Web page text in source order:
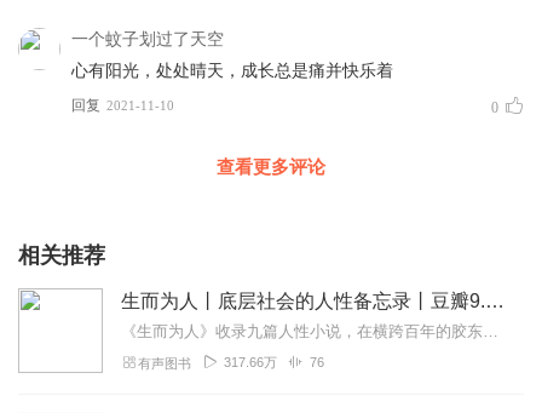
一个蚊子划过了天空
心有阳光，处处晴天，成长总是痛并快乐着
回复 2021-11-10 0
查看更多评论
相关推荐
生而为人丨底层社会的人性备忘录丨豆瓣9.5高分丨许晴&欧阳夏丹推荐
《生而为人》收录九篇人性小说，在横跨百年的胶东大地上，游走着众多故事角色：消失的女儿、疯癫的木匠、绝恋的理发师……他们深陷在时代的逆境里，被生活的风浪所裹挟，饱...
有声图书 317.66万 76